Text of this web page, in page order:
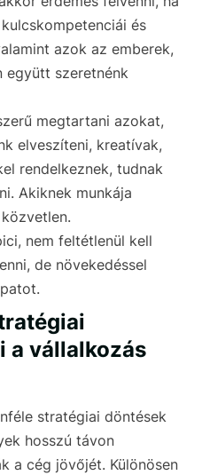
és
azok az emberek,
együtt szeretnénk
megtartani azokat,
elveszíteni, kreatívak,
rendelkeznek, tudnak
Akiknek munkája
nem feltétlenül kell
de növekedéssel
a vállalkozás
stratégiai döntések
hosszú távon
a cég jövőjét. Különösen